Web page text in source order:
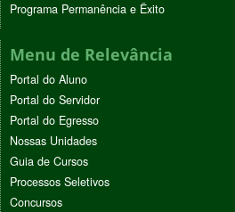
Programa Permanência e Êxito
Menu de Relevância
Portal do Aluno
Portal do Servidor
Portal do Egresso
Nossas Unidades
Guia de Cursos
Processos Seletivos
Concursos